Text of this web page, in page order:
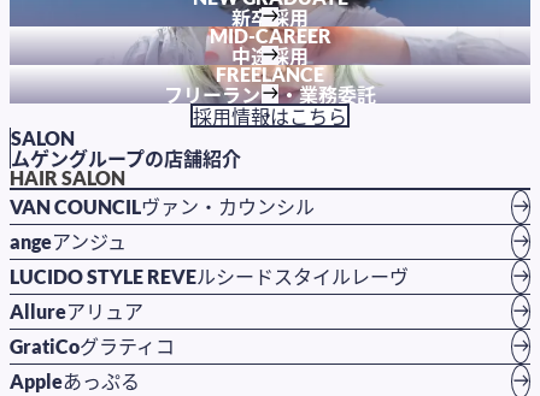
新卒採用
MID-CAREER
中途採用
FREELANCE
フリーランス・業務委託
採用情報はこちら
SALON
ムゲングループの店舗紹介
HAIR SALON
VAN COUNCILヴァン・カウンシル
angeアンジュ
LUCIDO STYLE REVEルシードスタイルレーヴ
Allureアリュア
GratiCoグラティコ
Appleあっぷる